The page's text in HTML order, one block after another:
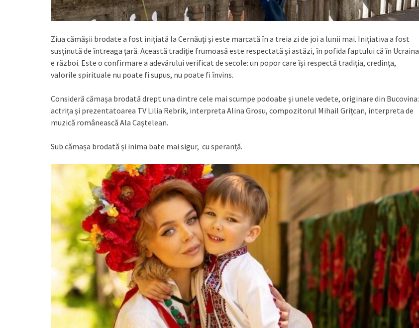
Ziua cămășii brodate a fost inițiată la Cernăuți și este marcată în a treia zi de joi a lunii mai. Inițiativa a fost
susținută de întreaga țară. Această tradiție frumoasă este respectată și astăzi, în pofida faptului că în Ucraina
e război. Este o confirmare a adevărului verificat de secole: un popor care își respectă tradiția, credința,
valorile spirituale nu poate fi supus, nu poate fi învins.
Consideră cămașa brodată drept una dintre cele mai scumpe podoabe și unele vedete, originare din Bucovina:
actrița și prezentatoarea TV Lilia Rebrik, interpreta Alina Grosu, compozitorul Mihail Grițcan, interpreta de
muzică românească Ala Caștelean.
Sub cămașa brodată și inima bate mai sigur, cu speranță.